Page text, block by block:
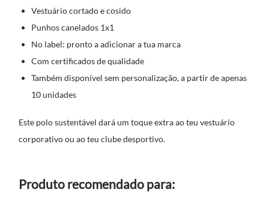
Vestuário cortado e cosido
Punhos canelados 1x1
No label: pronto a adicionar a tua marca
Com certificados de qualidade
Também disponível sem personalização, a partir de apenas
10 unidades
Este polo sustentável dará um toque extra ao teu vestuário
corporativo ou ao teu clube desportivo.
Produto recomendado para: